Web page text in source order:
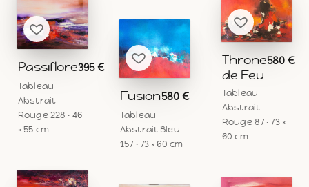
Passiflore395 €
Tableau
Abstrait
Rouge 228 · 46
× 55 cm
Fusion580 €
Tableau
Abstrait Bleu
157 · 73 × 60 cm
Throne
de Feu
580 €
Tableau
Abstrait
Rouge 87 · 73 ×
60 cm